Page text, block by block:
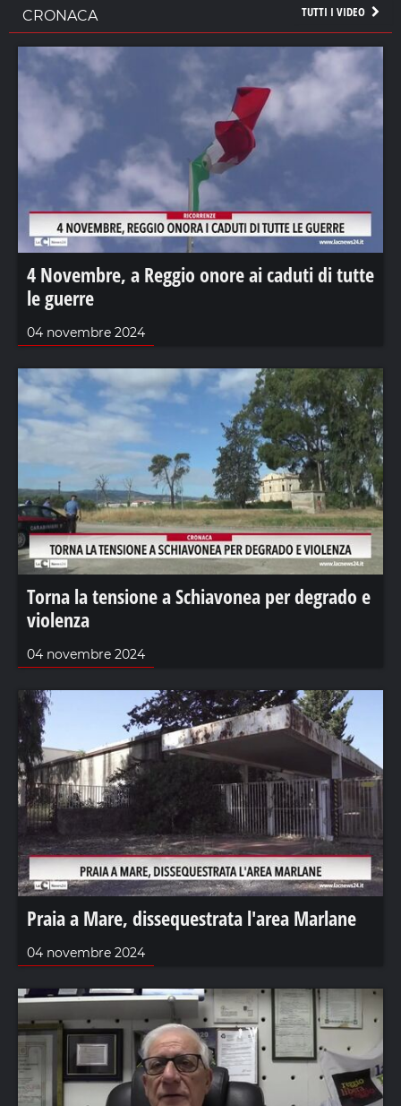
TUTTI I VIDEO
CRONACA
4 Novembre, a Reggio onore ai caduti di tutte
le guerre
04 novembre 2024
Torna la tensione a Schiavonea per degrado e
violenza
04 novembre 2024
Praia a Mare, dissequestrata l'area Marlane
04 novembre 2024